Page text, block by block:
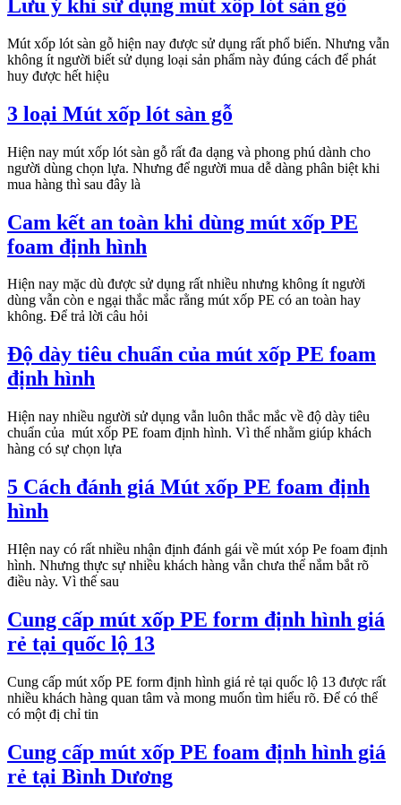
Lưu ý khi sử dụng mút xốp lót sàn gỗ
Mút xốp lót sàn gỗ hiện nay được sử dụng rất phổ biến. Nhưng vẫn
không ít người biết sử dụng loại sản phẩm này đúng cách để phát
huy được hết hiệu
3 loại Mút xốp lót sàn gỗ
Hiện nay mút xốp lót sàn gỗ rất đa dạng và phong phú dành cho
người dùng chọn lựa. Nhưng để người mua dễ dàng phân biệt khi
mua hàng thì sau đây là
Cam kết an toàn khi dùng mút xốp PE
foam định hình
Hiện nay mặc dù được sử dụng rất nhiều nhưng không ít người
dùng vẫn còn e ngại thắc mắc rằng mút xốp PE có an toàn hay
không. Để trả lời câu hỏi
Độ dày tiêu chuẩn của mút xốp PE foam
định hình
Hiện nay nhiều người sử dụng vẫn luôn thắc mắc về độ dày tiêu
chuẩn của mút xốp PE foam định hình. Vì thế nhằm giúp khách
hàng có sự chọn lựa
5 Cách đánh giá Mút xốp PE foam định
hình
HIện nay có rất nhiều nhận định đánh gái về mút xóp Pe foam định
hình. Nhưng thực sự nhiều khách hàng vẫn chưa thể nắm bắt rõ
điều này. Vì thế sau
Cung cấp mút xốp PE form định hình giá
rẻ tại quốc lộ 13
Cung cấp mút xốp PE form định hình giá rẻ tại quốc lộ 13 được rất
nhiều khách hàng quan tâm và mong muốn tìm hiểu rõ. Để có thể
có một đị chỉ tin
Cung cấp mút xốp PE foam định hình giá
rẻ tại Bình Dương